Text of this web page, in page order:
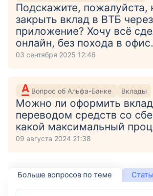
Подскажите, пожалуйста,
закрыть вклад в ВТБ через
приложение? Хочу всё
онлайн, без похода в офис.
03 сентября 2025 12:46
Вопрос об Альфа-Банке Вклады
Можно ли оформить вклад
переводом средств со
какой максимальный
09 августа 2024 21:38
Больше вопросов по теме